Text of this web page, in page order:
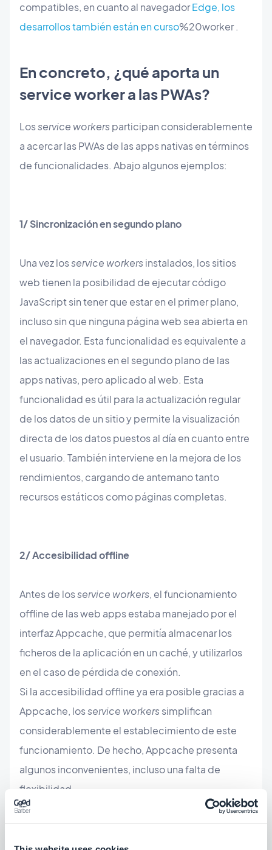
compatibles, en cuanto al navegadorEdge, los
desarrollos también están en curso%20worker .
En concreto, ¿qué aporta un
service worker a las PWAs?
Losservice workers participan considerablemente
a acercar las PWAs de las apps nativas en términos
de funcionalidades. Abajo algunos ejemplos:
1/ Sincronización en segundoplano
Una vez losservice workers instalados, los sitios
web tienen la posibilidad de ejecutar código
JavaScript sin tener que estar en el primer plano,
incluso sin que ninguna página web sea abierta en
el navegador. Esta funcionalidad es equivalente a
las actualizaciones en el segundo plano de las
apps nativas, pero aplicado al web. Esta
funcionalidad es útil para la actualización regular
de los datos de un sitio y permite la visualización
directa de los datos puestos al día en cuanto entre
el usuario. También interviene en la mejora de los
rendimientos, cargando de antemano tanto
recursos estáticos como páginas completas.
2/ Accesibilidad offline
Antes de losservice workers, el funcionamiento
offline de las web apps estaba manejado por el
interfaz Appcache, que permitía almacenar los
ficheros de la aplicación en un caché, y utilizarlos
en el caso de pérdida de conexión.
Si la accesibilidad offline ya era posible gracias a
Appcache, losservice workers simplifican
considerablemente el establecimiento de este
funcionamiento. De hecho, Appcache presenta
algunos inconvenientes, incluso una falta de
flexibilidad.
desarrollados como una versión mejorada de